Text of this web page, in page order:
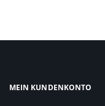
MEIN KUNDENKONTO